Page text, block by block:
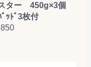
ター 450g×3個
ｯﾄﾞ3枚付